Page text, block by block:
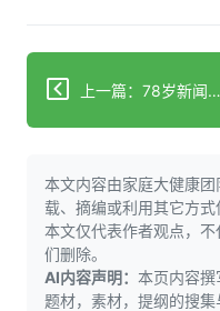
上一篇：78岁新闻界资深人士乔恩·斯诺透露与阿尔茨海默病的秘密抗争
本文内容由家庭大健康
载、摘编或利用其它方式
本文仅代表作者观点，
们删除。
AI内容声明： 本页内容
题材，素材，提纲的搜集